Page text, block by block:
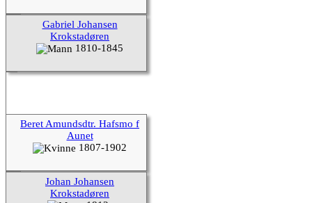
Gabriel Johansen
Krokstadøren
1810-1845
Beret Amundsdtr. Hafsmo f
Aunet
1807-1902
Johan Johansen
Krokstadøren